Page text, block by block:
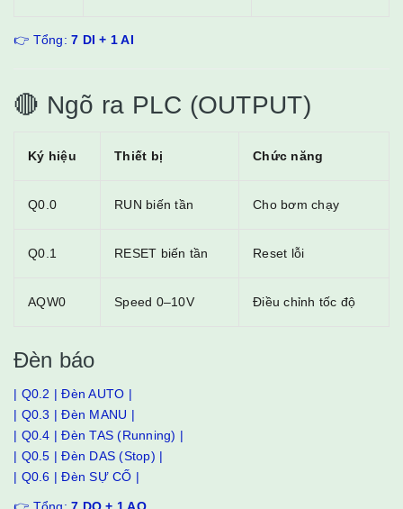
👉 Tổng: 7 DI + 1 AI
🔴 Ngõ ra PLC (OUTPUT)
Ký hiệu Thiết bị Chức năng
Q0.0 RUN biến tần Cho bơm chạy
Q0.1 RESET biến tần Reset lỗi
AQW0 Speed 0–10V Điều chỉnh tốc độ
Đèn báo
| Q0.2 | Đèn AUTO |
| Q0.3 | Đèn MANU |
| Q0.4 | Đèn TAS (Running) |
| Q0.5 | Đèn DAS (Stop) |
| Q0.6 | Đèn SỰ CỐ |